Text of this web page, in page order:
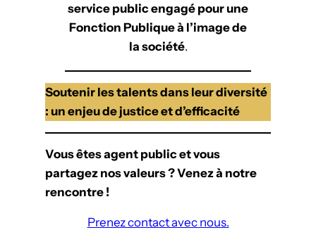
service public engagé pour une
Fonction Publique à l’image de
la société.
Soutenir les talents dans leur diversité
: un enjeu de justice et d’efficacité
Vous êtes agent public et vous
partagez nos valeurs ? Venez à notre
rencontre !
Prenez contact avec nous.